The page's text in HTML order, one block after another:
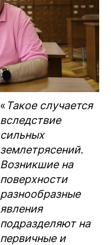
« Такое случается
вследствие
сильных
землетрясений.
Возникшие на
поверхности
разнообразные
явления
подразделяют на
первичные и